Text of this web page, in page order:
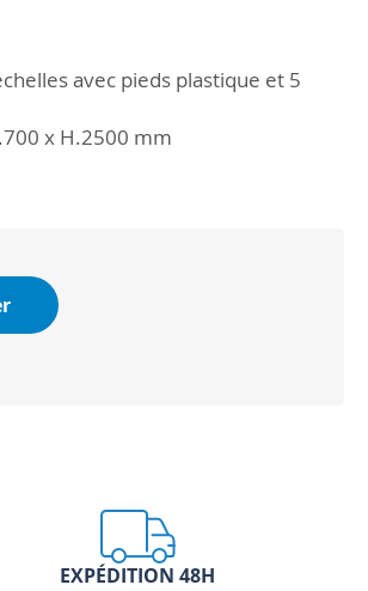
avec pieds plastique et 5
x H.2500 mm
EXPÉDITION 48H